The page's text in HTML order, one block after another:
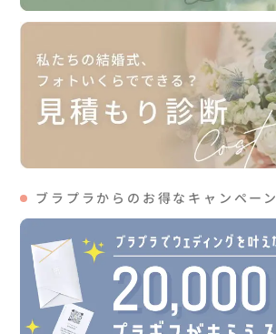
ブラプラからのお得なキャンペーン